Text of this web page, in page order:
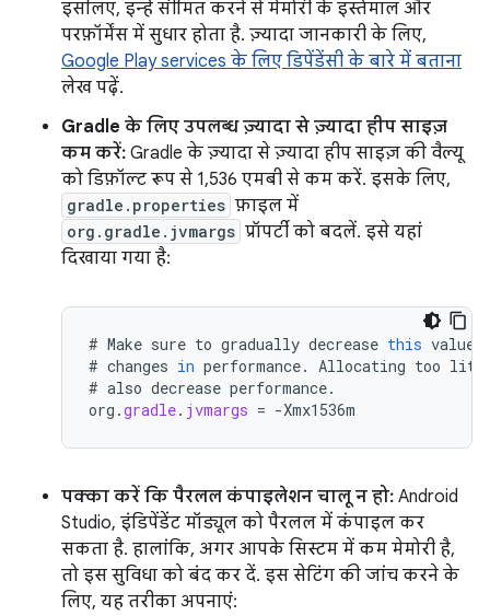
इसलिए, इन्हें सीमित करने से मेमोरी के इस्तेमाल और
परफ़ॉर्मेंस में सुधार होता है. ज़्यादा जानकारी के लिए,
Google Play services के लिए डिपेंडेंसी के बारे में बताना
लेख पढ़ें.
Gradle के लिए उपलब्ध ज़्यादा से ज़्यादा हीप साइज़
कम करें: Gradle के ज़्यादा से ज़्यादा हीप साइज़ की वैल्यू
को डिफ़ॉल्ट रूप से 1,536 एमबी से कम करें. इसके लिए,
gradle.properties फ़ाइल में
org.gradle.jvmargs प्रॉपर्टी को बदलें. इसे यहां
दिखाया गया है:
# Make sure to gradually decrease this value
# changes in performance. Allocating too
# also decrease performance.
org .gradle. jvmargs = -Xmx1536m
पक्का करें कि पैरलल कंपाइलेशन चालू न हो: Android
Studio, इंडिपेंडेंट मॉड्यूल को पैरलल में कंपाइल कर
सकता है. हालांकि, अगर आपके सिस्टम में कम मेमोरी है,
तो इस सुविधा को बंद कर दें. इस सेटिंग की जांच करने के
लिए, यह तरीका अपनाएं: